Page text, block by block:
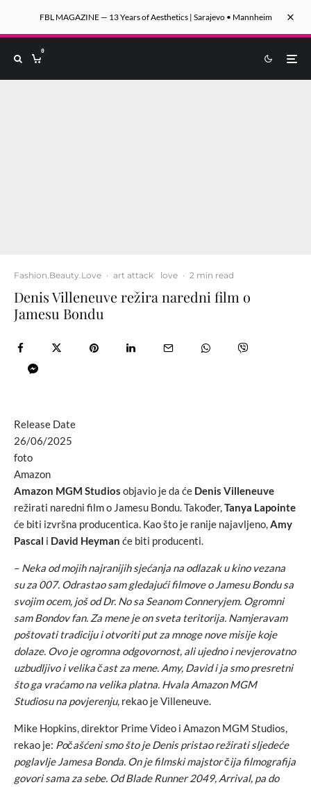
FBL MAGAZINE — 13 Years of Aesthetics | Sarajevo • Mannheim
0
Fashion.Beauty.Love · art attack love · 2 min read
Denis Villeneuve režira naredni film o
Jamesu Bondu
Release Date
26/06/2025
foto
Amazon
Amazon MGM Studios objavio je da će Denis Villeneuve
režirati naredni film o Jamesu Bondu. Također,Tanya Lapointe
će biti izvršna producentica. Kao što je ranije najavljeno,Amy
Pascal i David Heyman će biti producenti.
– Neka od mojih najranijih sjećanja na odlazak u kino vezana
su za 007. Odrastao sam gledajući filmove o Jamesu Bondu sa
svojim ocem, još od Dr. No sa Seanom Conneryjem. Ogromni
sam Bondov fan. Za mene je on sveta teritorija. Namjeravam
poštovati tradiciju i otvoriti put za mnoge nove misije koje
dolaze. Ovo je ogromna odgovornost, ali ujedno i nevjerovatno
uzbudljivo i velika čast za mene. Amy, David i ja smo presretni
što ga vraćamo na velika platna. Hvala Amazon MGM
Studiosu na povjerenju, rekao je Villeneuve.
Mike Hopkins, direktor Prime Video i Amazon MGM Studios,
rekao je: Počašćeni smo što je Denis pristao režirati sljedeće
poglavlje Jamesa Bonda. On je filmski majstor čija filmografija
govori sama za sebe. Od Blade Runner 2049, Arrival, pa do